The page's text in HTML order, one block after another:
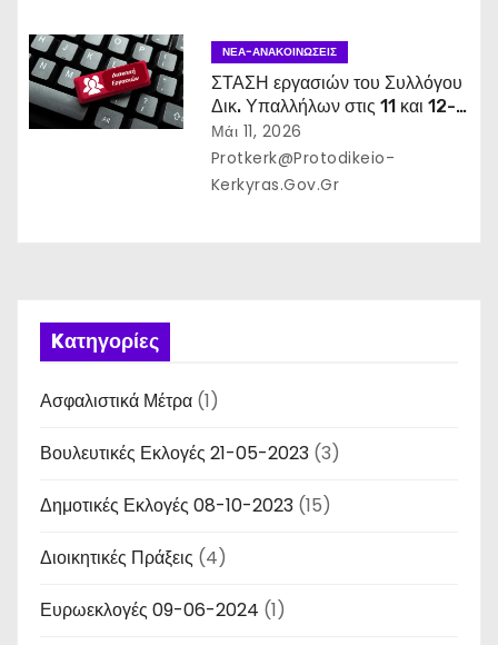
ΝΈΑ-ΑΝΑΚΟΙΝΏΣΕΙΣ
ΣΤΑΣΗ εργασιών του Συλλόγου
Δικ. Υπαλλήλων στις 11 και 12-
05-2026 και ΑΠΕΡΓΙΑ 13-05-
2026
Μάι 11, 2026
Protkerk@protodikeio-
Kerkyras.gov.gr
Kατηγορίες
Ασφαλιστικά Μέτρα (1)
Βουλευτικές Εκλογές 21-05-2023 (3)
Δημοτικές Εκλογές 08-10-2023 (15)
Διοικητικές Πράξεις (4)
Ευρωεκλογές 09-06-2024 (1)